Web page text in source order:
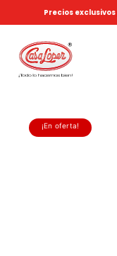
Precios
¡En oferta!